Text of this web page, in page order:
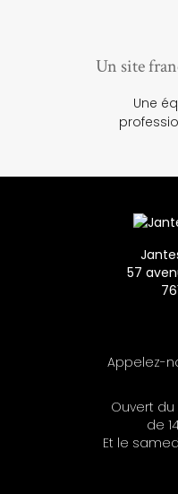
Un site
Une
57
Appelez-
Ouvert
de
Et le